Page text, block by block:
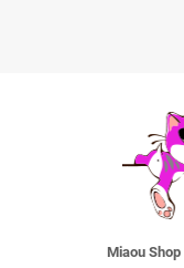
Miaou Shop